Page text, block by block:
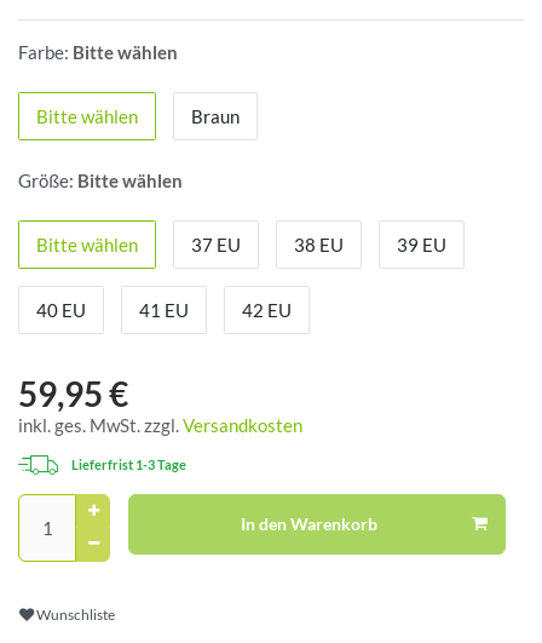
Farbe: Bitte wählen
Bitte wählen Braun
Größe: Bitte wählen
Bitte wählen 37 EU 38 EU 39 EU
40 EU 41 EU 42 EU
59,95 €
inkl. ges. MwSt. zzgl.Versandkosten
Lieferfrist 1-3 Tage
In den Warenkorb
Wunschliste